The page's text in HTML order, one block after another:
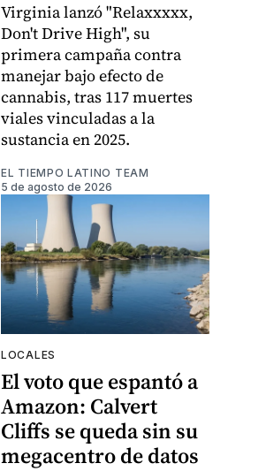
Virginia lanzó "Relaxxxxx,
Don't Drive High", su
primera campaña contra
manejar bajo efecto de
cannabis, tras 117 muertes
viales vinculadas a la
sustancia en 2025.
EL TIEMPO LATINO TEAM
5 de agosto de 2026
LOCALES
El voto que espantó a
Amazon: Calvert
Cliffs se queda sin su
megacentro de datos